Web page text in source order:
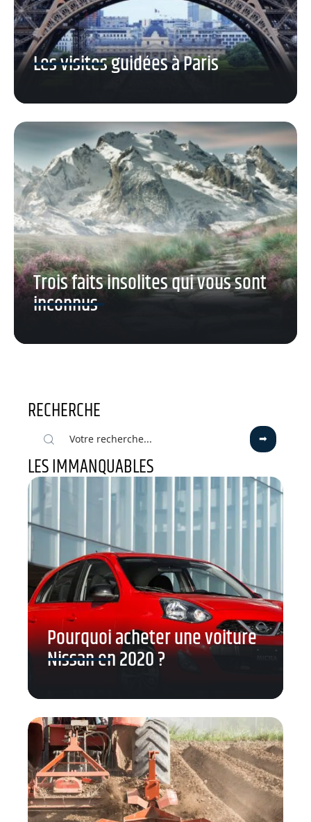
Les visites guidées à Paris
Trois faits insolites qui vous sont
inconnus
RECHERCHE
LES IMMANQUABLES
Pourquoi acheter une voiture
Nissan en 2020 ?